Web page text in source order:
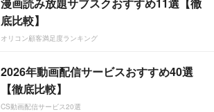
底比較】
オリコン顧客満足度ランキング
2026年動画配信サービスおすすめ40選
【徹底比較】
CS動画配信サービス20選